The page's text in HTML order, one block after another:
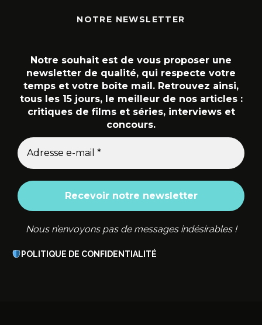
NOTRE NEWSLETTER
Notre souhait est de vous proposer une
newsletter de qualité, qui respecte votre
temps et votre boîte mail. Retrouvez ainsi,
tous les 15 jours, le meilleur de nos articles :
critiques de films et séries, interviews et
concours.
Nous n’envoyons pas de messages indésirables !
POLITIQUE DE CONFIDENTIALITÉ